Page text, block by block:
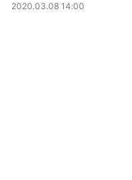
2020.03.08 14:00